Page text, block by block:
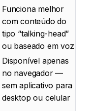
Funciona melhor
com conteúdo do
tipo “talking-head”
ou baseado em voz
Disponível apenas
no navegador —
sem aplicativo para
desktop ou celular